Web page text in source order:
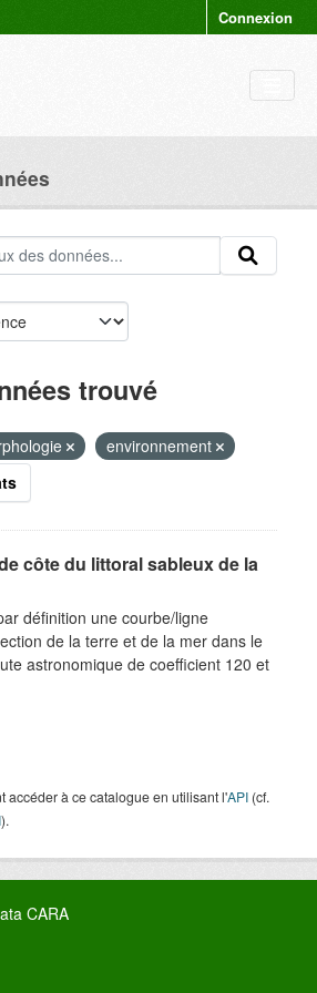
Connexion
trouvé
environnement
côte du littoral sableux de la
définition une courbe/ligne
de la terre et de la mer dans le
astronomique de coefficient 120 et
accéder à ce catalogue en utilisant l'API (cf.
).
CARA